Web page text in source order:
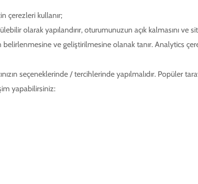
çerezleri kullanır;
olarak yapılandırır, oturumunuzun açık kalmasını
belirlenmesine ve geliştirilmesine olanak tanır. Analytics
seçeneklerinde / tercihlerinde yapılmalıdır. Popüler
yapabilirsiniz: